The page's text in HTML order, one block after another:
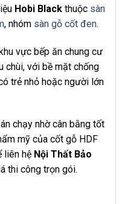
Hobi Black thuộc sàn
, nhóm sàn gỗ cốt đen.
vực bếp ăn chung cư
chùi, với bề mặt chống
trẻ nhỏ hoặc người lớn
chạy nhờ cân bằng tốt
mỹ của cốt gỗ HDF
liên hệ Nội Thất Bảo
thi công trọn gói.